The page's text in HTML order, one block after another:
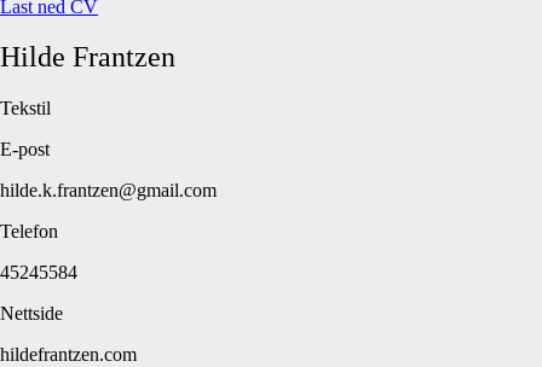
Last ned CV
Hilde Frantzen
Tekstil
E-post
hilde.k.frantzen@gmail.com
Telefon
45245584
Nettside
hildefrantzen.com